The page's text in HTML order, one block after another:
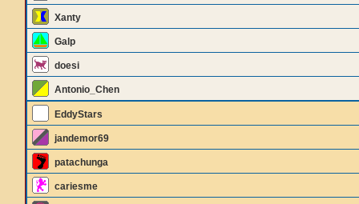
Xanty
Galp
doesi
Antonio_Chen
EddyStars
jandemor69
patachunga
cariesme